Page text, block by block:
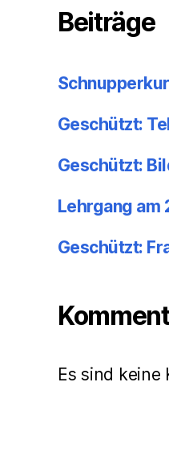
Beiträge
Geschützt:
Geschützt:
Lehrgang am
Geschützt:
Es sind keine